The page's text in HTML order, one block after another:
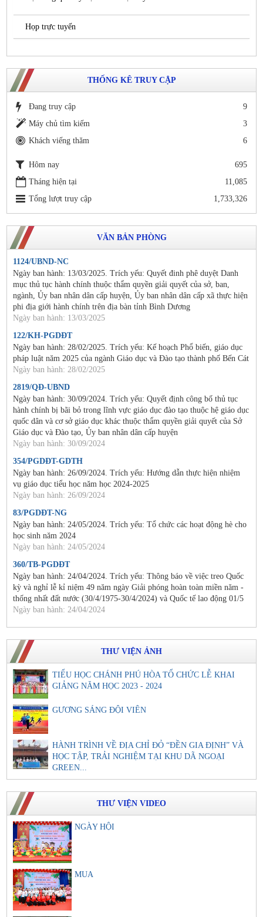
Họp trực tuyến
THỐNG KÊ TRUY CẬP
Đang truy cập
9
Máy chủ tìm kiếm
3
Khách viếng thăm
6
Hôm nay
695
Tháng hiện tại
11,085
Tổng lượt truy cập
1,733,326
VĂN BẢN PHÒNG
1124/UBND-NC
Ngày ban hành: 13/03/2025. Trích yếu: Quyết đinh phê duyệt Danh
mục thủ tục hành chính thuộc thẩm quyền giải quyết của sở, ban,
ngành, Ủy ban nhân dân cấp huyện, Ủy ban nhân dân cấp xã thực hiện
phi địa giới hành chính trên địa bàn tỉnh Bình Dương
Ngày ban hành: 13/03/2025
122/KH-PGDĐT
Ngày ban hành: 28/02/2025. Trích yếu: Kế hoạch Phổ biến, giáo dục
pháp luật năm 2025 của ngành Giáo dục và Đào tạo thành phố Bến Cát
Ngày ban hành: 28/02/2025
2819/QĐ-UBND
Ngày ban hành: 30/09/2024. Trích yếu: Quyết định công bố thủ tục
hành chính bị bãi bỏ trong lĩnh vực giáo dục đào tạo thuộc hệ giáo dục
quốc dân và cơ sở giáo dục khác thuộc thẩm quyền giải quyết của Sở
Giáo dục và Đào tạo, Ủy ban nhân dân cấp huyện
Ngày ban hành: 30/09/2024
354/PGDĐT-GDTH
Ngày ban hành: 26/09/2024. Trích yếu: Hướng dẫn thực hiện nhiệm
vụ giáo dục tiểu học năm học 2024-2025
Ngày ban hành: 26/09/2024
83/PGDĐT-NG
Ngày ban hành: 24/05/2024. Trích yếu: Tổ chức các hoạt động hè cho
học sinh năm 2024
Ngày ban hành: 24/05/2024
360/TB-PGDĐT
Ngày ban hành: 24/04/2024. Trích yếu: Thông báo về việc treo Quốc
kỳ và nghỉ lễ kỉ niệm 49 năm ngày Giải phóng hoàn toàn miền năm -
thống nhất đất nước (30/4/1975-30/4/2024) và Quốc tế lao động 01/5
Ngày ban hành: 24/04/2024
THƯ VIỆN ẢNH
TIỂU HỌC CHÁNH PHÚ HÒA TỔ CHỨC LỄ KHAI
GIẢNG NĂM HỌC 2023 - 2024
GƯƠNG SÁNG ĐỘI VIÊN
HÀNH TRÌNH VỀ ĐỊA CHỈ ĐỎ “ĐỀN GIA ĐỊNH” VÀ
HỌC TẬP, TRẢI NGHIỆM TẠI KHU DÃ NGOẠI
GREEN...
THƯ VIỆN VIDEO
NGÀY HỘI
MUA